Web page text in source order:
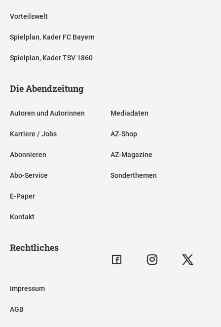
Vorteilswelt
Spielplan, Kader FC Bayern
Spielplan, Kader TSV 1860
Die Abendzeitung
Autoren und Autorinnen
Karriere / Jobs
Abonnieren
Abo-Service
E-Paper
Kontakt
Mediadaten
AZ-Shop
AZ-Magazine
Sonderthemen
Rechtliches
Impressum
AGB